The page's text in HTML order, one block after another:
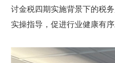
讨金税四期实施背景下的税
实操指导，促进行业健康有序